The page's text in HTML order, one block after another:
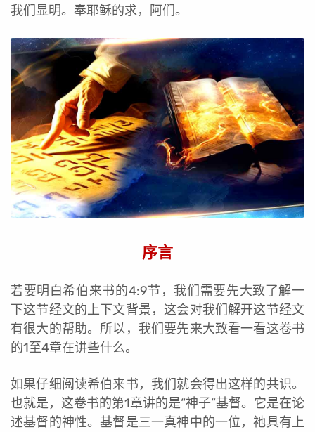
我们显明。奉耶稣的求，阿们。
序言
若要明白希伯来书的4:9节，我们需要先大致了解一
下这节经文的上下文背景，这会对我们解开这节经文
有很大的帮助。所以，我们要先来大致看一看这卷书
的1至4章在讲些什么。
如果仔细阅读希伯来书，我们就会得出这样的共识。
也就是，这卷书的第1章讲的是“神子”基督。它是在论
述基督的神性。基督是三一真神中的一位，祂具有上